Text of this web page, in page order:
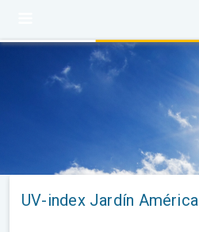
UV-index Jardín América